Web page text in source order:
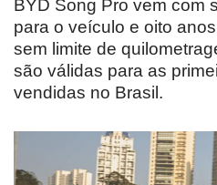
BYD Song Pro vem com
para o veículo e oito
sem limite de
são válidas para as
vendidas no Brasil.